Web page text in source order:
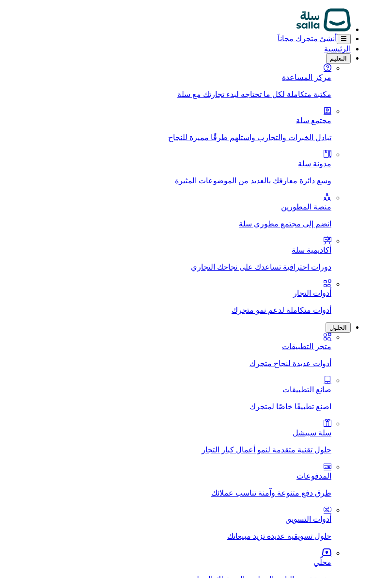
أنشئ متجرك مجاناَ
الرئيسية
التعليم
مركز المساعدة
مكتبة متكاملة لكل ما تحتاجه لبدء تجارتك مع سلة
مجتمع سلة
تبادل الخبرات والتجارب واستلهم طرقًا مميزة للنجاح
مدونة سلة
وسع دائرة معارفك بالعديد من الموضوعات المثيرة
منصة المطورين
انضم إلى مجتمع مطوري سلة
أكاديمية سلة
دورات احترافية تساعدك على نجاحك التجاري
أدوات التجار
أدوات متكاملة لدعم نمو متجرك
الحلول
متجر التطبيقات
أدوات عديدة لنجاح متجرك
صانع التطبيقات
اصنع تطبيقًا خاصًا لمتجرك
سلة سبيشل
حلول تقنية متقدمة لنمو أعمال كبار التجار
المدفوعات
طرق دفع متنوعة وآمنة تناسب عملائك
أدوات التسويق
حلول تسويقية عديدة تزيد مبيعاتك
محلّي